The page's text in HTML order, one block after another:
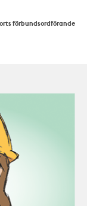
förbundsordförande